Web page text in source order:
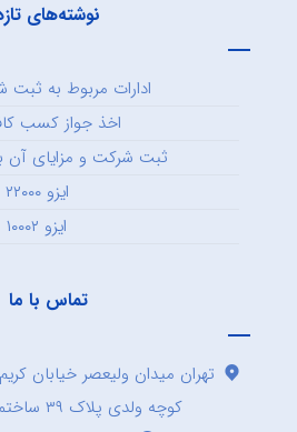
نوشته‌های
ادارات مربوط به ثبت
اخذ جواز کسب
ثبت شرکت و مزایای آن
ایزو ۲۲۰۰۰
ایزو ۱۰۰۰۲
تماس با ما
تهران میدان ولیعصر خیابان
کوچه ولدی پلاک ۳۹ ساختمان کریم خان